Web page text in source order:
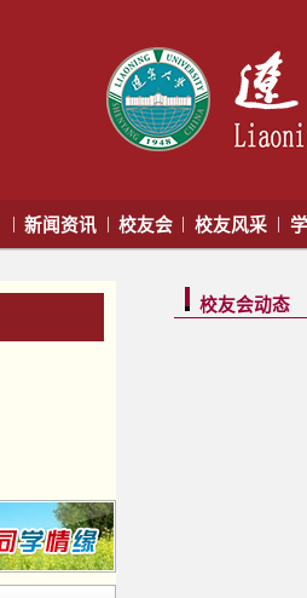
| 新闻资讯 | 校友会 | 校友风采 |
校友会动态